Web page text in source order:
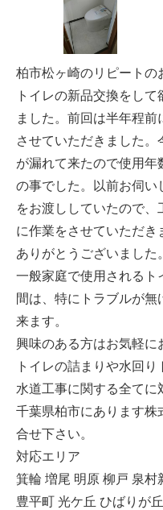
柏市松ヶ崎のリピートの
トイレの新品交換をし
ました。前回は半年程
させていただきました
が漏れて来たので使用年
の事でした。以前お伺い
をお渡ししていたので
に作業をさせていただき
ありがとうございました。
一般家庭で使用されるト
間は、特にトラブルが
来ます。
興味のある方はお気軽に
トイレの詰まりや水回り
水道工事に関する全てに
千葉県柏市にあります株
合せ下さい。
対応エリア
箕輪 増尾 明原 柳戸 泉
豊平町 光ケ丘 ひばりが